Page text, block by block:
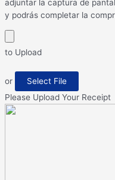
adjuntar la captura de
y podrás completar la
to Upload
or
Select File
Please Upload Your Receipt